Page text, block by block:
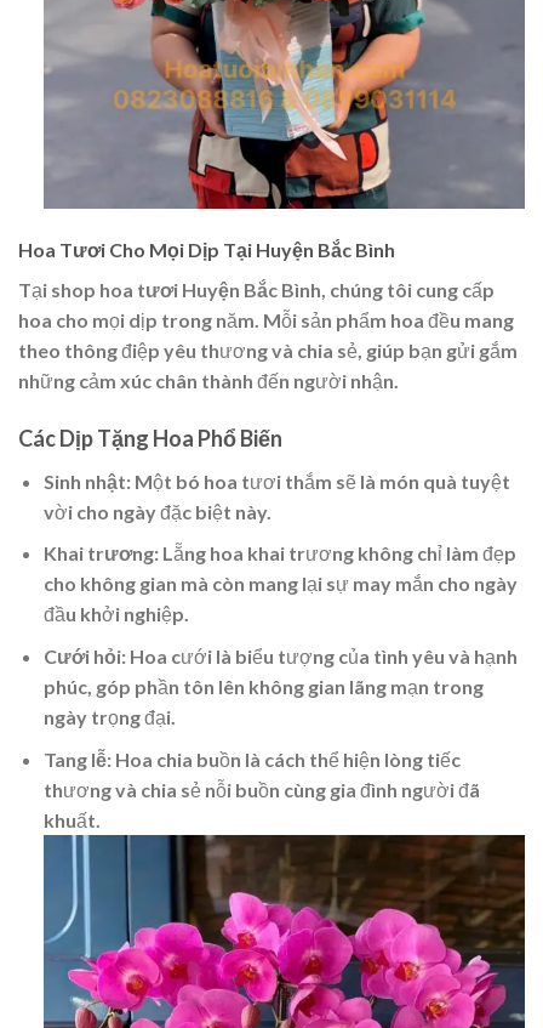
Hoa Tươi Cho Mọi Dịp Tại Huyện Bắc Bình
Tại shop hoa tươi Huyện Bắc Bình, chúng tôi cung cấp
hoa cho mọi dịp trong năm. Mỗi sản phẩm hoa đều mang
theo thông điệp yêu thương và chia sẻ, giúp bạn gửi gắm
những cảm xúc chân thành đến người nhận.
Các Dịp Tặng Hoa Phổ Biến
Sinh nhật: Một bó hoa tươi thắm sẽ là món quà tuyệt
vời cho ngày đặc biệt này.
Khai trương: Lẵng hoa khai trương không chỉ làm đẹp
cho không gian mà còn mang lại sự may mắn cho ngày
đầu khởi nghiệp.
Cưới hỏi: Hoa cưới là biểu tượng của tình yêu và hạnh
phúc, góp phần tôn lên không gian lãng mạn trong
ngày trọng đại.
Tang lễ: Hoa chia buồn là cách thể hiện lòng tiếc
thương và chia sẻ nỗi buồn cùng gia đình người đã
khuất.